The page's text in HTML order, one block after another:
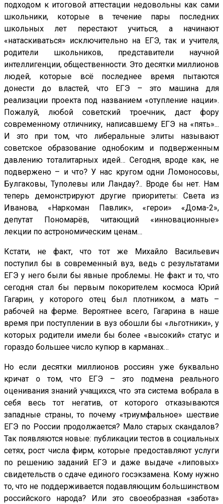
подходом к итоговой аттестации недовольны как сами
школьники, которые в течение пары последних
школьных лет перестают учиться, а начинают
«натаскиваться» исключительно на ЕГЭ, так и учителя,
родители школьников, представители научной
интеллигенции, общественности. Это десятки миллионов
людей, которые всё последнее время пытаются
донести до властей, что ЕГЭ – это машина для
реализации проекта под названием «отупление нации».
Пожалуй, любой советский троечник, даст фору
современному отличнику, написавшему ЕГЭ на «пять»...
И это при том, что либеральные элиты называют
советское образование однобоким и подверженным
давлению тоталитарных идей… Сегодня, вроде как, не
подвержено – и что? У нас кругом одни Ломоносовы,
Булгаковы, Туполевы или Ландау?.. Вроде бы нет. Нам
теперь демонстрируют другие приоритеты: Света из
Иванова, «Наркоман Павлик», «герои» «Дома-2»,
депутат Пономарёв, читающий «инновационные»
лекции по астрономическим ценам…
Кстати, не факт, что тот же Михайло Васильевич
поступил бы в современный вуз, ведь с результатами
ЕГЭ у него были бы явные проблемы. Не факт и то, что
сегодня стал бы первым покорителем космоса Юрий
Гагарин, у которого отец был плотником, а мать –
рабочей на ферме. Вероятнее всего, Гагарина в наше
время при поступлении в вуз обошли бы «льготники», у
которых родители имели бы более «высокий» статус и
гораздо большее число купюр в карманах…
Но если десятки миллионов россиян уже буквально
кричат о том, что ЕГЭ – это подмена реального
оценивания знаний учащихся, что эта система вобрала в
себя весь тот негатив, от которого отказываются
западные страны, то почему «триумфальное» шествие
ЕГЭ по России продолжается? Мало старых скандалов?
Так появляются новые: публикации тестов в социальных
сетях, рост числа фирм, которые предоставляют услуги
по решению заданий ЕГЭ и даже выдаче «липовых»
свидетельств о сдаче единого госэкзамена. Кому нужно
то, что не поддерживается подавляющим большинством
российского народа? Или это своеобразная «забота»